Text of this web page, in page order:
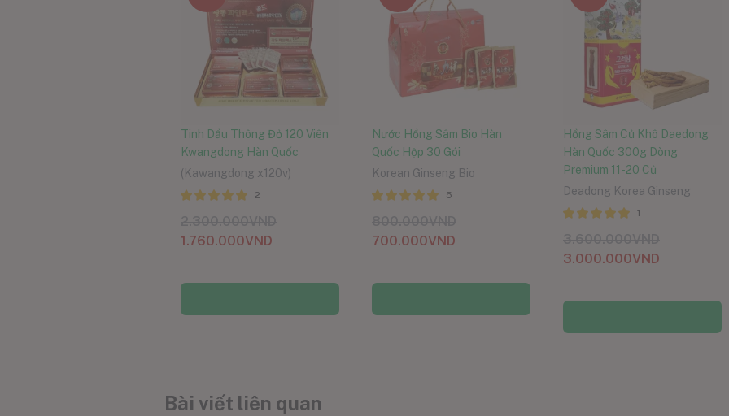
Tinh Dầu Thông Đỏ 120 Viên
Kwangdong Hàn Quốc
(Kawangdong x120v)
sao
2
1.760.000VND
Nước Hồng Sâm Bio Hàn
Quốc Hộp 30 Gói
Korean Ginseng Bio
sao
5
700.000VND
Hồng Sâm Củ Khô Daedong
Hàn Quốc 300g Dòng
Premium 11-20 Củ
Deadong Korea Ginseng
sao
1
3.000.000VND
Bài viết liên quan